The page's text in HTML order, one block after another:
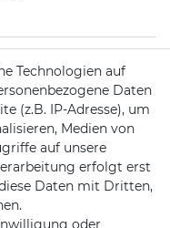
4
Technologien auf
Daten
(z.B. IP-Adresse), um
Medien von
auf unsere
erfolgt erst
Daten mit Dritten,
oder